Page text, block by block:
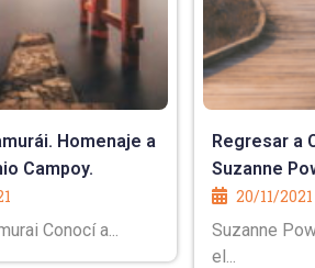
Homenaje a
Campoy.
Conocí a...
Regresar a
Suzanne
20/11/2021
Suzanne
el...